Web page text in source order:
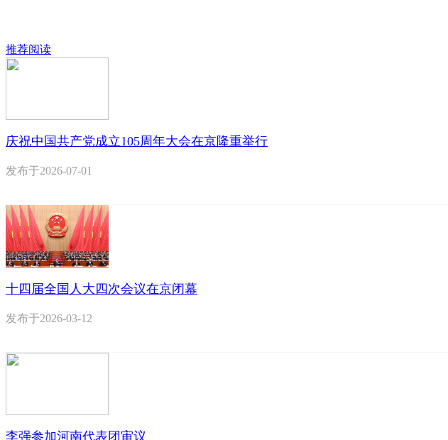
推荐阅读
庆祝中国共产党成立105周年大会在京隆重举行
发布于2026-07-01
十四届全国人大四次会议在京闭幕
发布于2026-03-12
李强参加河南代表团审议